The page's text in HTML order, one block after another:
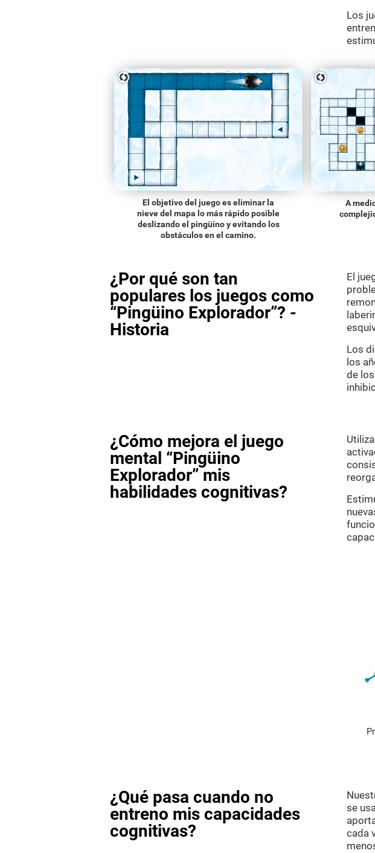
Los
El objetivo del juego es eliminar la
nieve del mapa lo más rápido posible
deslizando el pingüino y evitando los
obstáculos en el camino.
A
¿Por qué son tan
populares los juegos como
“Pingüino Explorador”? -
Historia
El
Los
los
de
¿Cómo mejora el juego
mental “Pingüino
Explorador” mis
habilidades cognitivas?
¿Qué pasa cuando no
entreno mis capacidades
cognitivas?
se
cada